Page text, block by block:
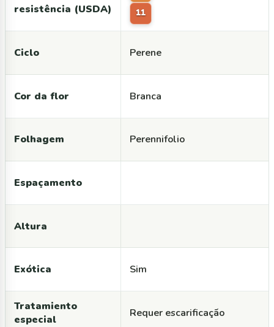
resistência (USDA)
11
Ciclo Perene
Cor da flor Branca
Folhagem Perennifolio
Espaçamento
Altura
Exótica Sim
Tratamiento
especial
Requer escarificação